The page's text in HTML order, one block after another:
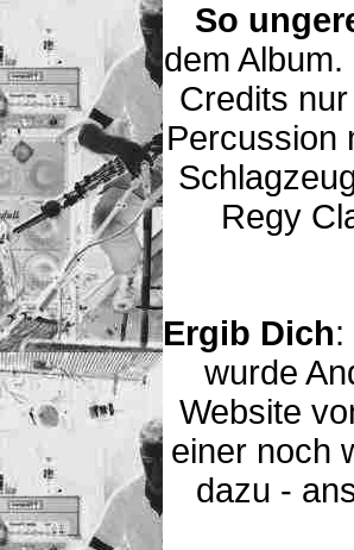
So
dem
Credits
Percussion
Regy
Ergib Dich:
wurde
Website
einer noch
dazu -